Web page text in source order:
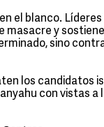
el blanco.
masacre y
sino
los candidatos
con vistas a